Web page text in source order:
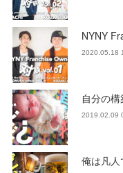
NYNY
2020.05.18
自分の
2019.02.09
俺は凡